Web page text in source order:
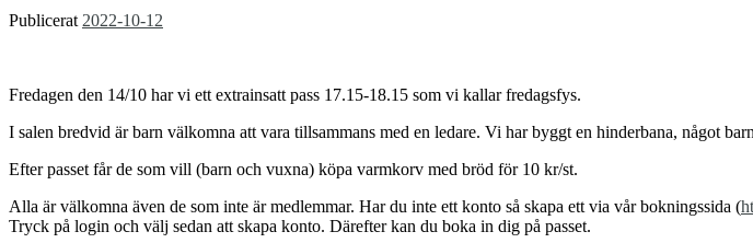
Publicerat 2022-10-12
Fredagen den 14/10 har vi ett extrainsatt pass 17.15-18.15 som vi kallar fredagsfys.
I salen bredvid är barn välkomna att vara tillsammans med en ledare. Vi har byggt en hinderbana, något
Efter passet får de som vill (barn och vuxna) köpa varmkorv med bröd för 10 kr/st.
Alla är välkomna även de som inte är medlemmar. Har du inte ett konto så skapa ett via vår bokningssida (
Tryck på login och välj sedan att skapa konto. Därefter kan du boka in dig på passet.